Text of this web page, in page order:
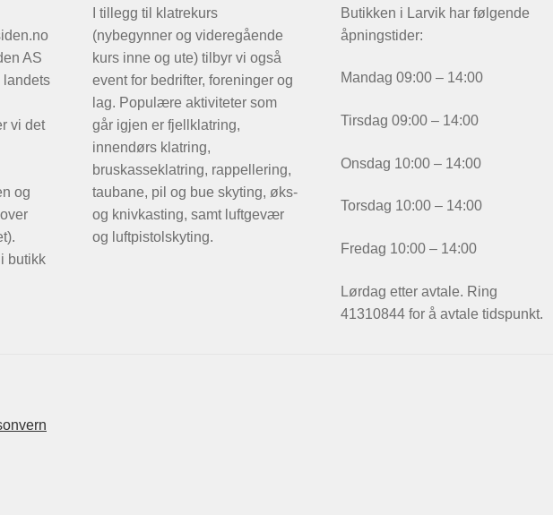
AS
landets
vi det
og
butikk
I tillegg til klatrekurs
(nybegynner og videregående
kurs inne og ute) tilbyr vi også
event for bedrifter, foreninger og
lag. Populære aktiviteter som
går igjen er fjellklatring,
innendørs klatring,
bruskasseklatring, rappellering,
taubane, pil og bue skyting, øks-
og knivkasting, samt luftgevær
og luftpistolskyting.
Butikken i Larvik har følgende
åpningstider:
Mandag 09:00 – 14:00
Tirsdag 09:00 – 14:00
Onsdag 10:00 – 14:00
Torsdag 10:00 – 14:00
Fredag 10:00 – 14:00
Lørdag etter avtale. Ring
41310844 for å avtale tidspunkt.